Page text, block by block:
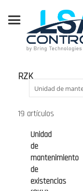
RZK
19 artículos
Unidad
de
mantenimiento
de
existencias